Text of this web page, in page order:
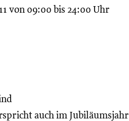
von 09:00 bis 24:00 Uhr
auch im Jubiläumsjahr